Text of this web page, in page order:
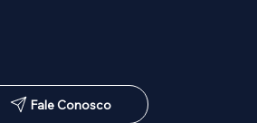
Fale Conosco